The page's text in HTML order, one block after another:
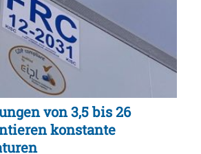
von 3,5 bis 26
konstante